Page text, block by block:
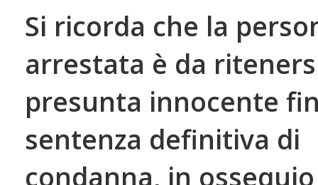
Si ricorda che la
arrestata è da
presunta innocente
sentenza definitiva di
condanna, in